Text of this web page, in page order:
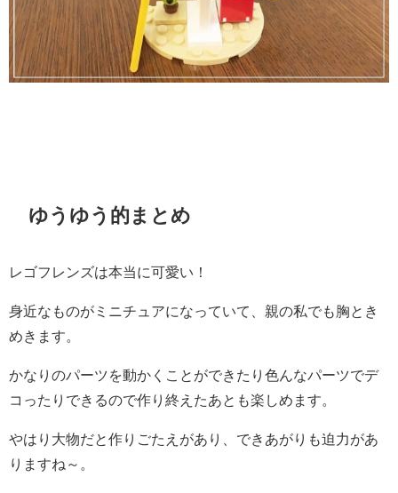
ゆうゆう的まとめ
レゴフレンズは本当に可愛い！
身近なものがミニチュアになっていて、親の私でも胸とき
めきます。
かなりのパーツを動かくことができたり色んなパーツでデ
コったりできるので作り終えたあとも楽しめます。
やはり大物だと作りごたえがあり、できあがりも迫力があ
りますね～。